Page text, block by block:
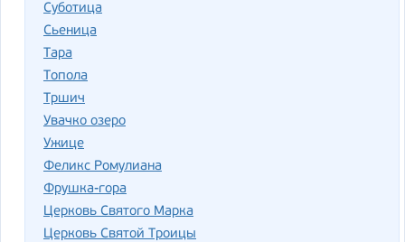
Суботица
Сьеница
Тара
Топола
Тршич
Увачко озеро
Ужице
Феликс Ромулиана
Фрушка-гора
Церковь Святого Марка
Церковь Святой Троицы